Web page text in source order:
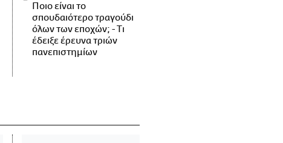
Ποιο είναι το
σπουδαιότερο τραγούδι
όλων των εποχών; - Τι
έδειξε έρευνα τριών
πανεπιστημίων